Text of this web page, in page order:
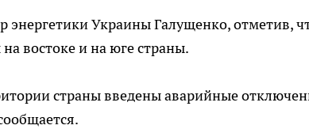
Украины Галущенко, отметив,
востоке и на юге страны.
страны введены аварийные